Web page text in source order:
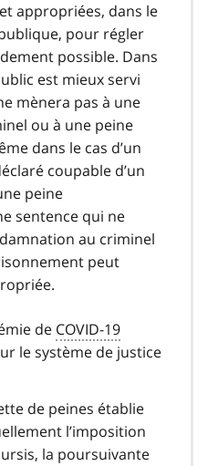
appropriées, dans le
pour régler
possible. Dans
est mieux servi
mènera pas à une
ou à une peine
dans le cas d’un
coupable d’un
peine
sentence qui ne
au criminel
peut
de COVID-19
le système de justice
de peines établie
l’imposition
la poursuivante